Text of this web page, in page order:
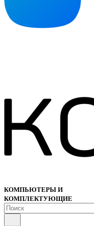
КОМПЬЮТЕРЫ И
КОМПЛЕКТУЮЩИЕ